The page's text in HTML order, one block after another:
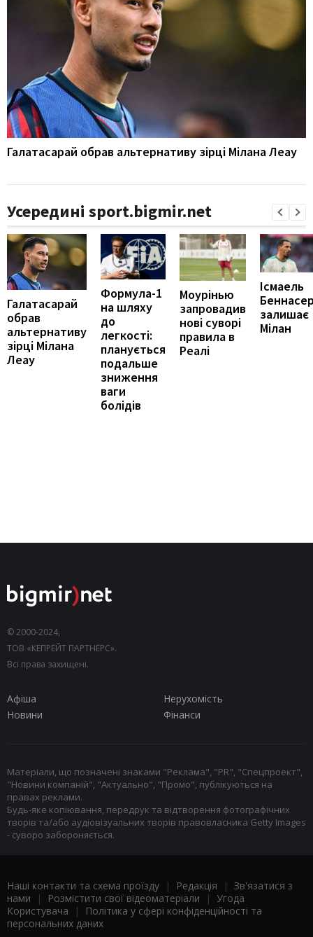
Галатасарай обрав альтернативу зірці Мілана Леау
Усередині sport.bigmir.net
Галатасарай
обрав
альтернативу
зірці Мілана
Леау
Формула-1
на шляху
до
легкості:
планується
подальше
зниження
ваги
болідів
Моурінью
запровадив
нові суворі
правила в
Реалі
Ісмаель
залишає
Мілан
© 2000-2024,
ТОВ «КЕПРЕЙТ ПАРТНЕРС».
Всі права захищені.
Афіша
Нерухомість
Новини
Фінанси
Матеріали, що позначені знаками "Реклама", "PR", "Спецпроект",
"Новини компаній", "Актуально", "Промо", публікуються на
правах реклами.
Будь-яке копіювання, передрук та відтворення фотографічних
творів та/або аудіовізуальних творів правовласника Getty Images
- суворо забороняється.
Наші контакти та схема проїзду | Редакція | Зв'язатися з
нами | Розмістити свої відеоматеріали | Угода
Користувача |
Політика у сфері конфіденційності та
персональних даних